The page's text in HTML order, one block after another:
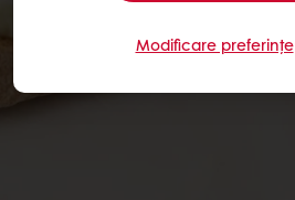
Modificare preferințe